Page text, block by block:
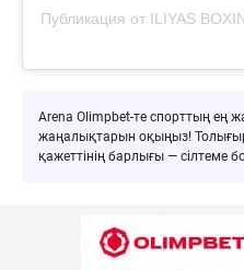
Публикация от ILIYAS
Arena Olimpbet-те спорттың ең
жаңалықтарын оқыңыз!
қажеттінің барлығы — сілтеме